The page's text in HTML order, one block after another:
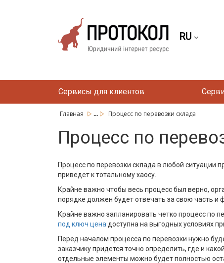
RU
Сервисы для клиентов
Главная ... Процесс по перевозки склада
Процесс по
Процесс по перевозки склада в любой ситуации
приведет к тотальному хаосу.
Крайне важно чтобы весь процесс был верно,
порядке должен будет отвечать за свою часть и
Крайне важно запланировать четко процесс по
под ключ цена доступна на выгодных условиях
Перед началом процесса по перевозки нужно
заказчику придется точно определить, где и
отдельные элементы можно будет полностью